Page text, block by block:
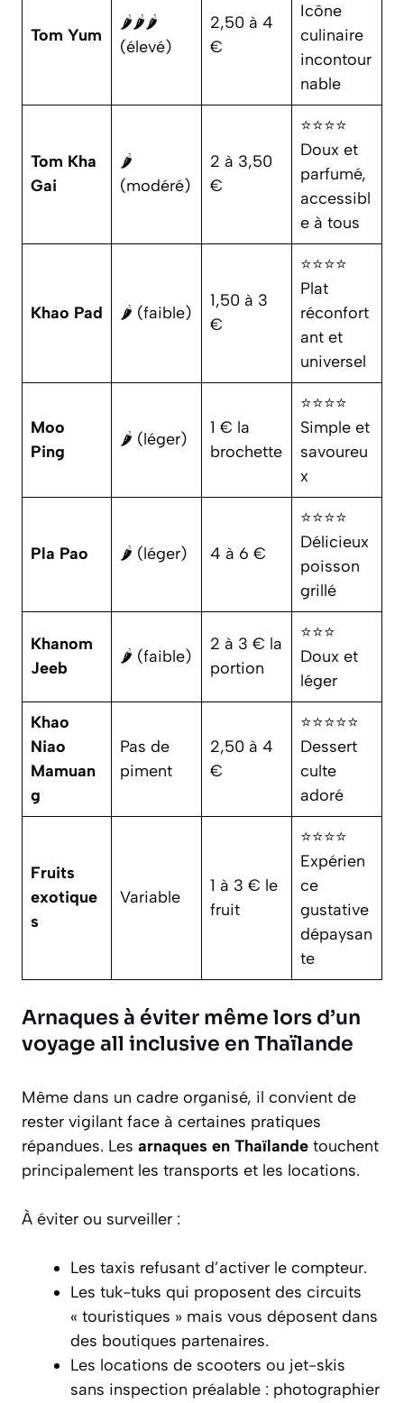
Tom Yum
🌶️🌶️🌶️
(élevé)
2,50 à 4
€
Icône
culinaire
incontour
nable
Tom Kha
Gai
🌶️
(modéré)
2 à 3,50
€
⭐⭐⭐⭐
Doux et
parfumé,
accessibl
e à tous
Khao Pad 🌶️ (faible)
1,50 à 3
€
⭐⭐⭐⭐
Plat
réconfort
ant et
universel
Moo
Ping
🌶️ (léger)
1 € la
brochette
⭐⭐⭐⭐
Simple et
savoureu
x
Pla Pao 🌶️ (léger) 4 à 6 €
⭐⭐⭐⭐
Délicieux
poisson
grillé
Khanom
Jeeb
🌶️ (faible)
2 à 3 € la
portion
⭐⭐⭐
Doux et
léger
Khao
Niao
Mamuan
g
Pas de
piment
2,50 à 4
€
⭐⭐⭐⭐⭐
Dessert
culte
adoré
Fruits
exotique
s
Variable
1 à 3 € le
fruit
⭐⭐⭐⭐
Expérien
ce
gustative
dépaysan
te
Arnaques à éviter même lors d’un
voyage all inclusive en Thaïlande
Même dans un cadre organisé, il convient de
rester vigilant face à certaines pratiques
répandues. Les arnaques en Thaïlande touchent
principalement les transports et les locations.
À éviter ou surveiller :
Les taxis refusant d’activer le compteur.
Les tuk-tuks qui proposent des circuits
« touristiques » mais vous déposent dans
des boutiques partenaires.
Les locations de scooters ou jet-skis
sans inspection préalable : photographier